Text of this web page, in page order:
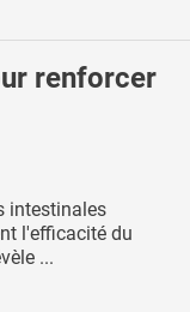
renforcer
intestinales
l'efficacité du
...